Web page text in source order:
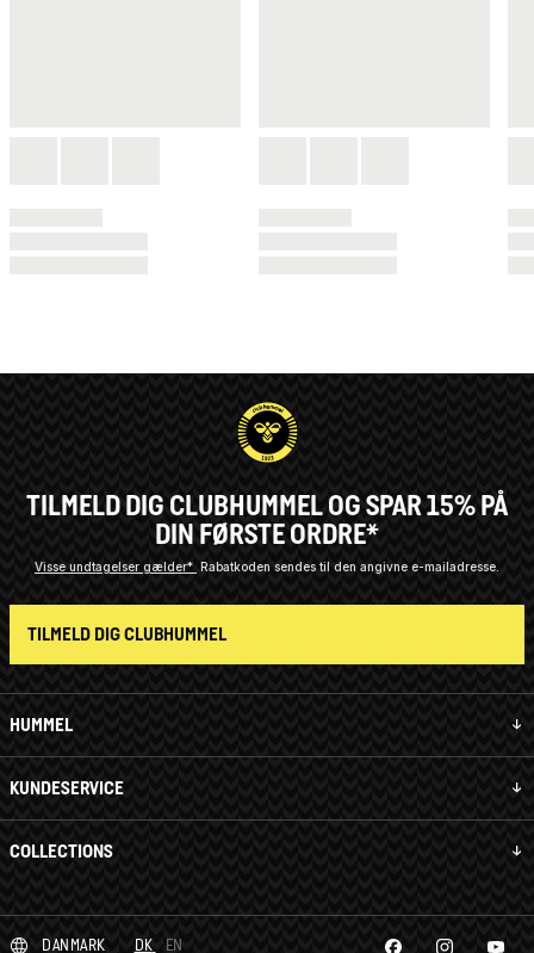
HUMMEL
KUNDESERVICE
COLLECTIONS
TILMELD DIG CLUBHUMMEL OG SPAR 15% PÅ
DIN FØRSTE ORDRE*
Visse undtagelser gælder* Rabatkoden sendes til den angivne e-mailadresse.
TILMELD DIG CLUBHUMMEL
DANMARK DK EN